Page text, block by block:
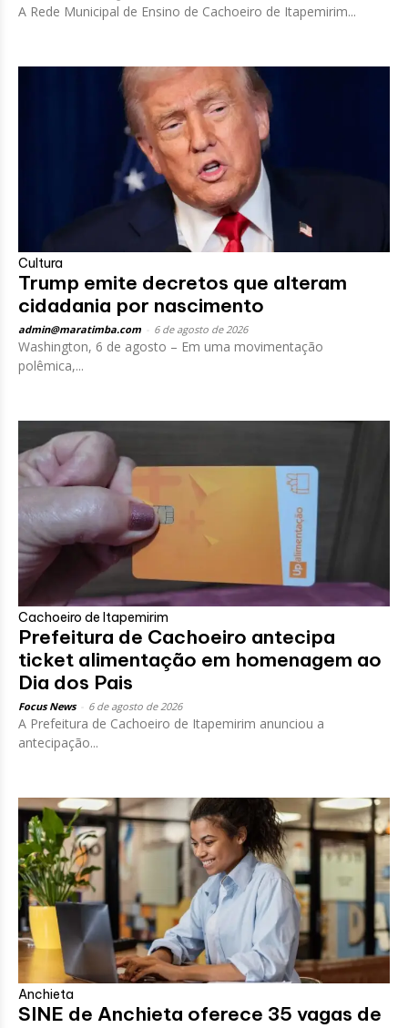
A Rede Municipal de Ensino de Cachoeiro de Itapemirim...
Cultura
Trump emite decretos que alteram
cidadania por nascimento
admin@maratimba.com 6 de agosto de 2026
Washington, 6 de agosto – Em uma movimentação
polêmica,...
Cachoeiro de Itapemirim
Prefeitura de Cachoeiro antecipa
ticket alimentação em homenagem ao
Dia dos Pais
Focus News 6 de agosto de 2026
A Prefeitura de Cachoeiro de Itapemirim anunciou a
antecipação...
Anchieta
SINE de Anchieta oferece 35 vagas de